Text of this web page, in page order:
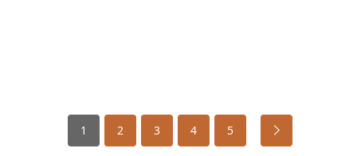
1 2 3 4 5